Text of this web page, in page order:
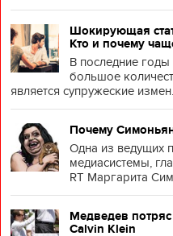
Шокирующая
Кто и почему
В последние годы
большое
является супружеские
Почему
Одна из ведущих
медиасистемы,
RT Маргарита
Медведев потряс
Calvin Klein